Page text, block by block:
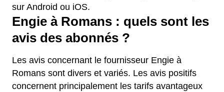
sur Android ou iOS.
Engie à Romans : quels sont les
avis des abonnés ?
Les avis concernant le fournisseur Engie à
Romans sont divers et variés. Les avis positifs
concernent principalement les tarifs avantageux